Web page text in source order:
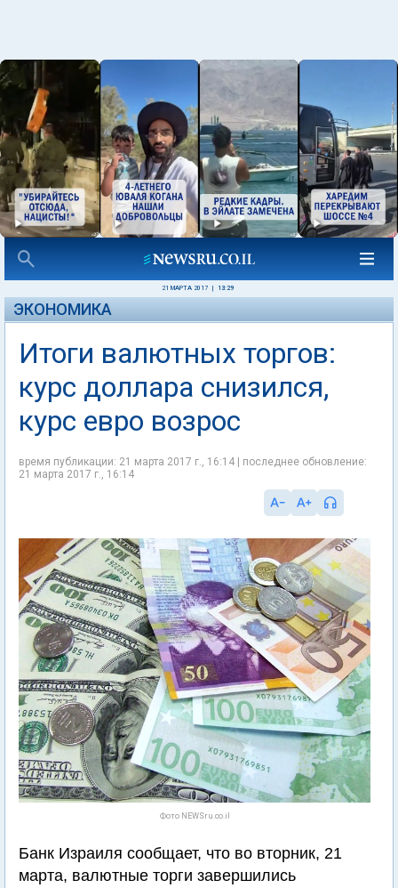
21 МАРТА 2017 13:29
ЭКОНОМИКА
Итоги валютных торгов:
курс доллара снизился,
курс евро возрос
время публикации: 21 марта 2017 г., 16:14 | последнее обновление:
21 марта 2017 г., 16:14
Фото NEWSru.co.il
Банк Израиля сообщает, что во вторник, 21
марта, валютные торги завершились